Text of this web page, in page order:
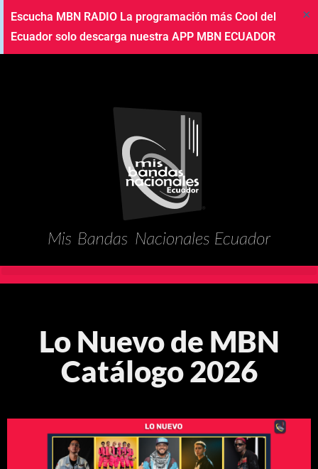
Escucha MBN RADIO La programación más Cool del
Ecuador solo descarga nuestra APP MBN ECUADOR
×
Lo Nuevo de MBN
Catálogo 2026